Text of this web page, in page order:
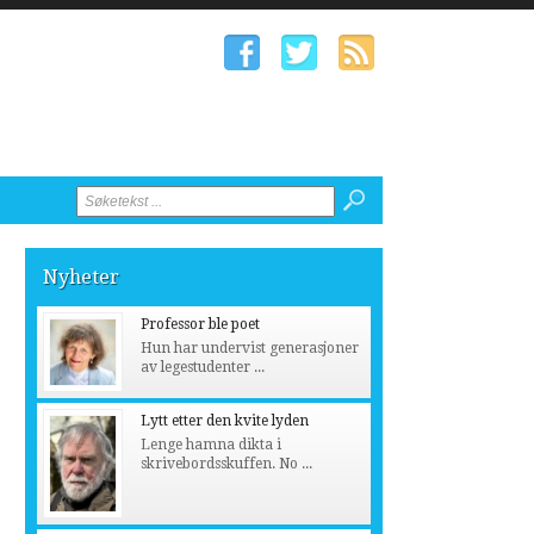
Nyheter
Professor ble poet
Hun har undervist generasjoner
av legestudenter ...
Lytt etter den kvite lyden
Lenge hamna dikta i
skrivebordsskuffen. No ...